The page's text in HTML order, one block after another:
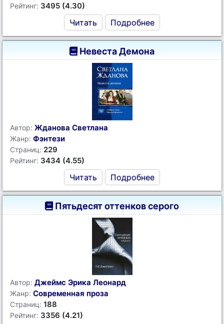
Рейтинг: 3495 (4.30)
Читать Подробнее
Невеста Демона
Автор: Жданова Светлана
Жанр: Фэнтези
Страниц: 229
Рейтинг: 3434 (4.55)
Читать Подробнее
Пятьдесят оттенков серого
Автор: Джеймс Эрика Леонард
Жанр: Современная проза
Страниц: 188
Рейтинг: 3356 (4.21)